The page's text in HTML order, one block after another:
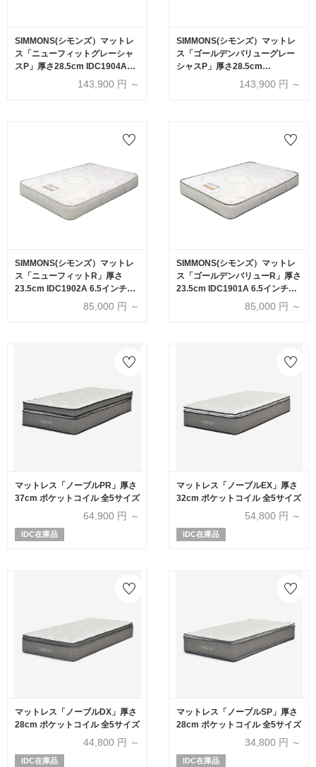
SIMMONS(シモンズ）マットレ
ス「ニューフィットグレーシャ
スP」厚さ28.5cm IDC1904A
6.5インチポケットコイル 全6サ
143,900 円 ～
SIMMONS(シモンズ）マットレ
ス「ゴールデンバリューグレー
シャスP」厚さ28.5cm
IDC1903A 6.5インチポケットコ
143,900 円 ～
SIMMONS(シモンズ）マットレ
ス「ニューフィットR」厚さ
23.5cm IDC1902A 6.5インチポ
ケットコイル 全6サイズ
85,000 円 ～
SIMMONS(シモンズ）マットレ
ス「ゴールデンバリューR」厚さ
23.5cm IDC1901A 6.5インチポ
ケットコイル 全6サイズ
85,000 円 ～
マットレス「ノーブルPR」厚さ
37cm ポケットコイル 全5サイズ
64,900 円 ～
IDC在庫品
マットレス「ノーブルEX」厚さ
32cm ポケットコイル 全5サイズ
54,800 円 ～
IDC在庫品
マットレス「ノーブルDX」厚さ
28cm ポケットコイル 全5サイズ
44,800 円 ～
IDC在庫品
マットレス「ノーブルSP」厚さ
28cm ポケットコイル 全5サイズ
34,800 円 ～
IDC在庫品